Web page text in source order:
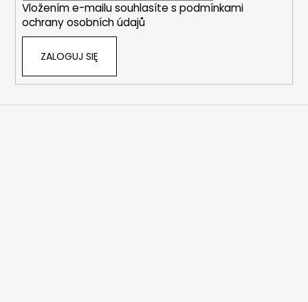
Vložením e-mailu souhlasíte s podmínkami
ochrany osobních údajů
ZALOGUJ SIĘ